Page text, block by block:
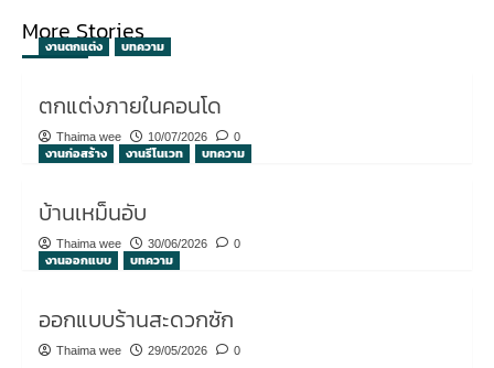
More Stories
งานตกแต่ง บทความ
ตกแต่งภายในคอนโด
Thaima wee 10/07/2026 0
งานก่อสร้าง งานรีโนเวท บทความ
บ้านเหม็นอับ
Thaima wee 30/06/2026 0
งานออกแบบ บทความ
ออกแบบร้านสะดวกซัก
Thaima wee 29/05/2026 0